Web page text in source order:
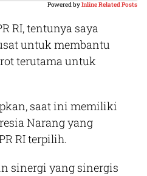
Powered byInline Related Posts
RI, tentunya saya
untuk membantu
terutama untuk
saat ini memiliki
Narang yang
RI terpilih.
sinergi yang sinergis